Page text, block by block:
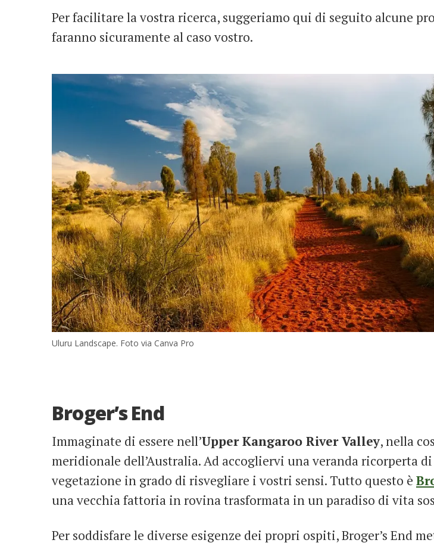
Per facilitare la vostra ricerca, suggeriamo qui di seguito alcune
faranno sicuramente al caso vostro.
Uluru Landscape. Foto via Canva Pro
Broger’s End
Immaginate di essere nell’Upper Kangaroo River Valley, nella
meridionale dell’Australia. Ad accogliervi una veranda ricorperta
vegetazione in grado di risvegliare i vostri sensi. Tutto questo è
una vecchia fattoria in rovina trasformata in un paradiso di vita
Per soddisfare le diverse esigenze dei propri ospiti, Broger’s End